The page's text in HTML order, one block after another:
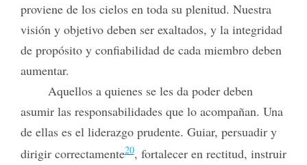
proviene de los cielos en toda su plenitud. Nuestra
visión y objetivo deben ser exaltados, y la integridad
de propósito y confiabilidad de cada miembro deben
aumentar.
Aquellos a quienes se les da poder deben
asumir las responsabilidades que lo acompañan. Una
de ellas es el liderazgo prudente. Guiar, persuadir y
dirigir correctamente20, fortalecer en rectitud, instruir